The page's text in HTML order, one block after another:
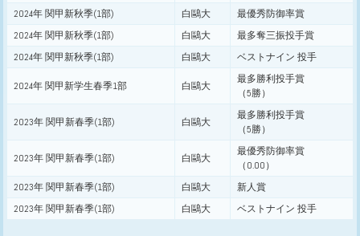
2024年 関甲新秋季(1部)
白鷗大
最優秀防御率賞
2024年 関甲新秋季(1部)
白鷗大
最多奪三振投手賞
2024年 関甲新秋季(1部)
白鷗大 ベストナイン 投手
2024年 関甲新学生春季1部 白鷗大
最多勝利投手賞
（5勝）
2023年 関甲新春季(1部) 白鷗大
最多勝利投手賞
（5勝）
2023年 関甲新春季(1部) 白鷗大
最優秀防御率賞
（0.00）
2023年 関甲新春季(1部)
白鷗大
新人賞
2023年 関甲新春季(1部)
白鷗大 ベストナイン 投手